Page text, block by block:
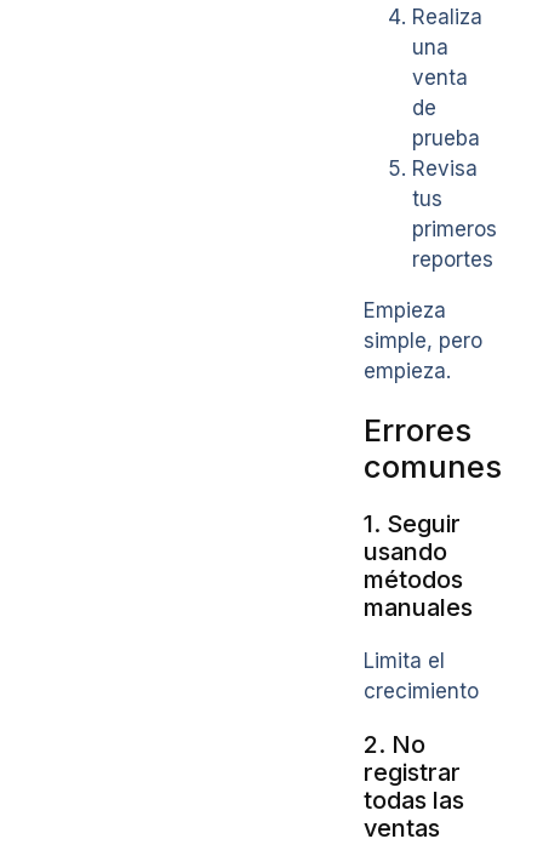
Realiza
una
venta
de
prueba
Revisa
tus
primeros
reportes
Empieza
simple, pero
empieza.
Errores
comunes
1. Seguir
usando
métodos
manuales
Limita el
crecimiento
2. No
registrar
todas las
ventas